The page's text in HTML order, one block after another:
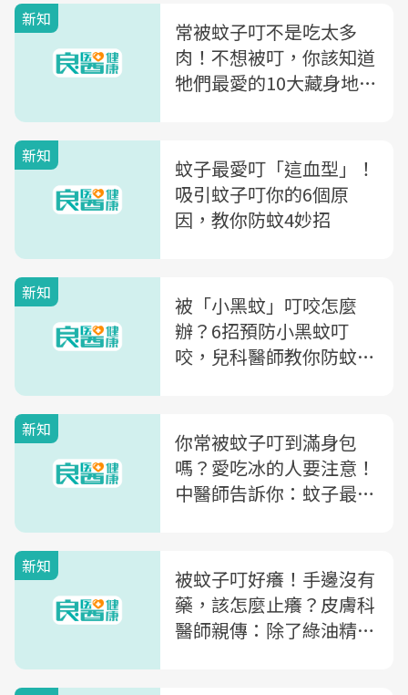
新知
常被蚊子叮不是吃太多
肉！不想被叮，你該知道
牠們最愛的10大藏身地，
新知
蚊子最愛叮「這血型」！
吸引蚊子叮你的6個原
因，教你防蚊4妙招
新知
被「小黑蚊」叮咬怎麼
辦？6招預防小黑蚊叮
咬，兒科醫師教你防蚊液
新知
你常被蚊子叮到滿身包
嗎？愛吃冰的人要注意！
中醫師告訴你：蚊子最愛
新知
被蚊子叮好癢！手邊沒有
藥，該怎麼止癢？皮膚科
醫師親傳：除了綠油精，